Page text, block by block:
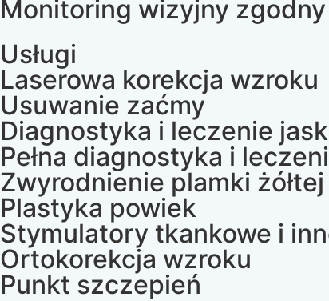
Monitoring wizyjny zgodny
Usługi
Laserowa korekcja wzroku
Usuwanie zaćmy
Diagnostyka i leczenie
Pełna diagnostyka i
Zwyrodnienie plamki
Plastyka powiek
Stymulatory tkankowe i
Ortokorekcja wzroku
Punkt szczepień